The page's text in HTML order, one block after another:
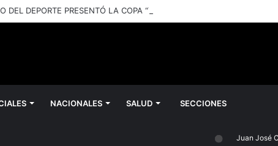
NACIONALES SALUD SECCIONES
Juan José Castelli